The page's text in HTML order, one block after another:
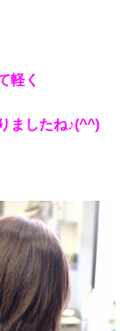
軽く
ましたね♪(^^)